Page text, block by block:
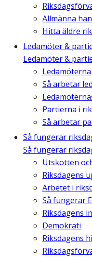
Allmänna
Hitta äldre
Ledamöter &
Ledamöter &
Ledamöterna
Så arbetar
Partierna i
Så arbetar
Så fungerar
Så fungerar
Utskotten
Riksdagens
Arbetet i
Så fungerar
Riksdagens
Demokrati
Riksdagens